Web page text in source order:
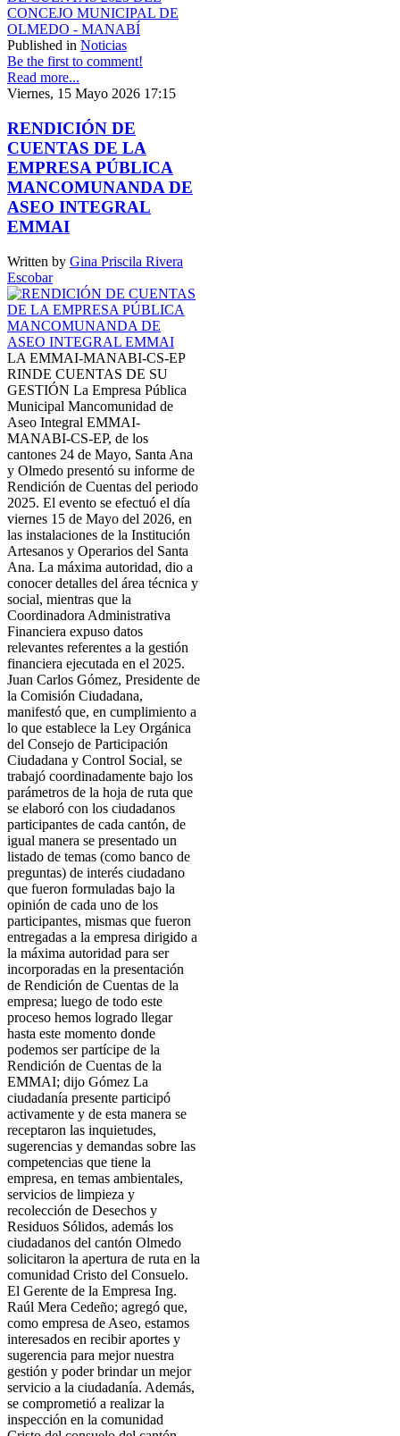
Published in Noticias
Be the first to comment!
Read more...
Viernes, 15 Mayo 2026 17:15
RENDICIÓN DE
CUENTAS DE LA
EMPRESA PÚBLICA
MANCOMUNANDA DE
ASEO INTEGRAL
EMMAI
Written by Gina Priscila Rivera
Escobar
LA EMMAI-MANABI-CS-EP
RINDE CUENTAS DE SU
GESTIÓN La Empresa Pública
Municipal Mancomunidad de
Aseo Integral EMMAI-
MANABI-CS-EP, de los
cantones 24 de Mayo, Santa Ana
y Olmedo presentó su informe de
Rendición de Cuentas del periodo
2025. El evento se efectuó el día
viernes 15 de Mayo del 2026, en
las instalaciones de la Institución
Artesanos y Operarios del Santa
Ana. La máxima autoridad, dio a
conocer detalles del área técnica y
social, mientras que la
Coordinadora Administrativa
Financiera expuso datos
relevantes referentes a la gestión
financiera ejecutada en el 2025.
Juan Carlos Gómez, Presidente de
la Comisión Ciudadana,
manifestó que, en cumplimiento a
lo que establece la Ley Orgánica
del Consejo de Participación
Ciudadana y Control Social, se
trabajó coordinadamente bajo los
parámetros de la hoja de ruta que
se elaboró con los ciudadanos
participantes de cada cantón, de
igual manera se presentado un
listado de temas (como banco de
preguntas) de interés ciudadano
que fueron formuladas bajo la
opinión de cada uno de los
participantes, mismas que fueron
entregadas a la empresa dirigido a
la máxima autoridad para ser
incorporadas en la presentación
de Rendición de Cuentas de la
empresa; luego de todo este
proceso hemos logrado llegar
hasta este momento donde
podemos ser partícipe de la
Rendición de Cuentas de la
EMMAI; dijo Gómez La
ciudadanía presente participó
activamente y de esta manera se
receptaron las inquietudes,
sugerencias y demandas sobre las
competencias que tiene la
empresa, en temas ambientales,
servicios de limpieza y
recolección de Desechos y
Residuos Sólidos, además los
ciudadanos del cantón Olmedo
solicitaron la apertura de ruta en la
comunidad Cristo del Consuelo.
El Gerente de la Empresa Ing.
Raúl Mera Cedeño; agregó que,
como empresa de Aseo, estamos
interesados en recibir aportes y
sugerencia para mejor nuestra
gestión y poder brindar un mejor
servicio a la ciudadanía. Además,
se comprometió a realizar la
inspección en la comunidad